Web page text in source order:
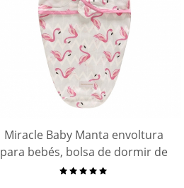
Miracle Baby Manta envoltura
para bebés, bolsa de dormir de
algodón suave para bebés recién